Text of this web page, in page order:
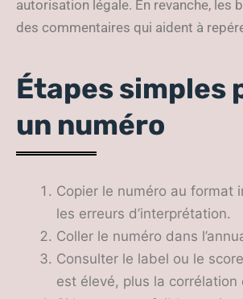
autorisation légale. En revanche,
des commentaires qui aident à
Étapes
un numéro
Copier le numéro au format
les erreurs d’interprétation.
Coller le numéro dans
Consulter le label ou le
est élevé, plus la